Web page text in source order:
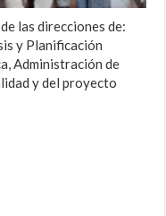
las direcciones de:
y Planificación
Administración de
y del proyecto